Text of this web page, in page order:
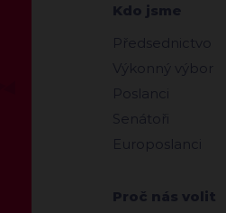
Kdo jsme
Předsednictvo
Výkonný výbor
Poslanci
Senátoři
Europoslanci
Proč nás volit